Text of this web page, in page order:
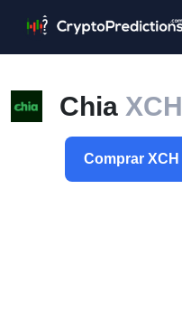
Chia XCH
Comprar XCH